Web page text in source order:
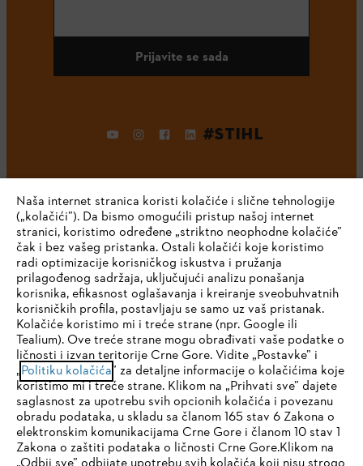
Prijavite se sada
#STIHL
Kompanija
STIHL FAQ
Servis
IHR BROWSER WIRD NICHT
UNTERSTÜTZT
Sie nutzen einen Browser, den wir noch nicht unterstützen. Für
eine optimale Nutzung unserer Seite empfehlen wir Ihnen, zu
Naša internet stranica koristi kolačiće i slične tehnologije
(„kolačići”). Da bismo omogućili pristup našoj internet
stranici, koristimo određene „striktno neophodne kolačiće”
čak i bez vašeg pristanka. Ostali kolačići koje koristimo
radi optimizacije korisničkog iskustva i pružanja
prilagođenog sadržaja, uključujući analizu ponašanja
korisnika, efikasnost oglašavanja i kreiranje sveobuhvatnih
korisničkih profila, postavljaju se samo uz vaš pristanak.
Kolačiće koristimo mi i treće strane (npr. Google ili
Tealium). Ove treće strane mogu obrađivati vaše podatke o
ličnosti i izvan teritorije Crne Gore. Vidite „Postavke” i
„Politiku kolačića” za detaljne informacije o kolačićima koje
koristimo mi i treće strane. Klikom na „Prihvati sve” dajete
saglasnost za upotrebu svih opcionih kolačića i povezanu
obradu podataka, u skladu sa članom 165 stav 6 Zakona o
elektronskim komunikacijama Crne Gore i članom 10 stav 1
Zakona o zaštiti podataka o ličnosti Crne Gore.Klikom na